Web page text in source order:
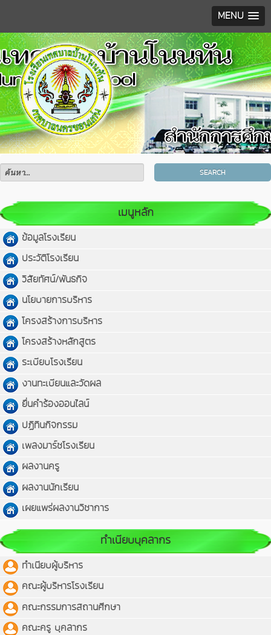
MENU
SEARCH
เมนูหลัก
ข้อมูลโรงเรียน
ประวัติโรงเรียน
วิสัยทัศน์/พันธกิจ
นโยบายการบริหาร
โครงสร้างการบริหาร
โครงสร้างหลักสูตร
ระเบียบโรงเรียน
งานทะเบียนและวัดผล
ยื่นคำร้องออนไลน์
ปฏิทินกิจกรรม
เพลงมาร์ชโรงเรียน
ผลงานครู
ผลงานนักเรียน
เผยแพร่ผลงานวิชาการ
ทำเนียบบุคลากร
ทำเนียบผู้บริหาร
คณะผู้บริหารโรงเรียน
คณะกรรมการสถานศีกษา
คณะครู บุคลากร